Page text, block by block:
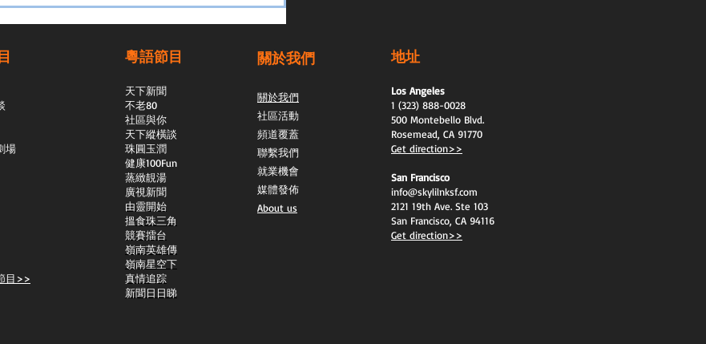
場
目>>
粵語節目
天下新聞
不老80
社區與你
天下縱橫談
​珠圓玉潤
​健康100Fun
蒸緻靚湯
​廣視新聞
由靈開始
搵食珠三角
競賽擂台
嶺南英雄傳
嶺南星空下
真情追踪
新聞日日睇
關於我們
關於我們
社區活動
頻道覆蓋
聯繫我們
就業機會
媒體發佈
About us
地址
Los Angeles
1 (323) 888-0028
500 Montebello Blvd.
Rosemead, CA 91770
Get direction>>
San Francisco
info@skylilnksf.com
2121 19th Ave. Ste 103
San Francisco, CA 94116
Get direction>>